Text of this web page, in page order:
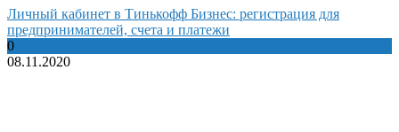
Личный кабинет в Тинькофф Бизнес: регистрация для
предпринимателей, счета и платежи
0
08.11.2020